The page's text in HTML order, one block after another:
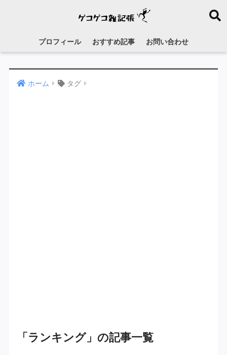
プロフィール おすすめ記事 お問い合わせ
ホーム タグ
「ランキング」の記事一覧